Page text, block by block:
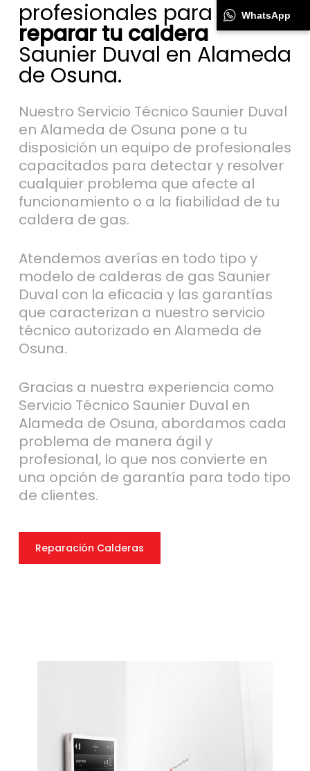
profesionales para
reparar tu caldera
Saunier Duval en Alameda
de Osuna.
Nuestro Servicio Técnico Saunier Duval
en Alameda de Osuna pone a tu
disposición un equipo de profesionales
capacitados para detectar y resolver
cualquier problema que afecte al
funcionamiento o a la fiabilidad de tu
caldera de gas.
Atendemos averías en todo tipo y
modelo de calderas de gas Saunier
Duval con la eficacia y las garantías
que caracterizan a nuestro servicio
técnico autorizado en Alameda de
Osuna.
Gracias a nuestra experiencia como
Servicio Técnico Saunier Duval en
Alameda de Osuna, abordamos cada
problema de manera ágil y
profesional, lo que nos convierte en
una opción de garantía para todo tipo
de clientes.
Reparación Calderas
WhatsApp